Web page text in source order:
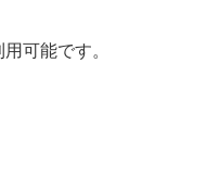
可能です。